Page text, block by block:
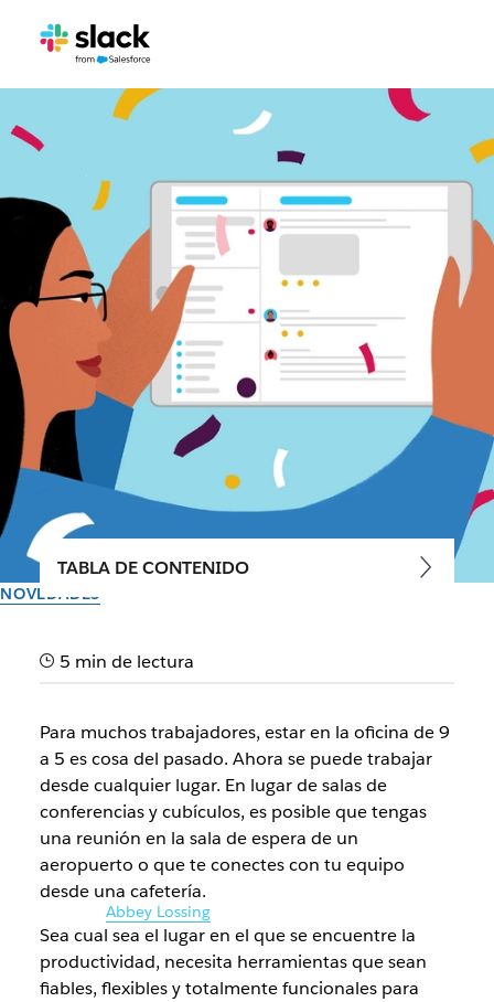
NOVEDADES
Un nuevo aspecto y mejor
aplicación Slack para iPad
Presentamos formas de ayudarte a mantener tu
producción, organización y conexión desde cualquier lugar
Autor: Andrew Dudley
16 de marzo de 2022
Abbey Lossing
TABLA DE CONTENIDO
5 min de lectura
Para muchos trabajadores, estar en la oficina de 9
a 5 es cosa del pasado. Ahora se puede trabajar
desde cualquier lugar. En lugar de salas de
conferencias y cubículos, es posible que tengas
una reunión en la sala de espera de un
aeropuerto o que te conectes con tu equipo
desde una cafetería.
Sea cual sea el lugar en el que se encuentre la
productividad, necesita herramientas que sean
fiables, flexibles y totalmente funcionales para